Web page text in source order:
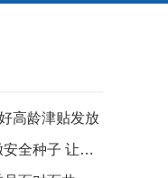
高龄津贴发放
清河中心学校：播撒安全种子 让安全意识深植心田